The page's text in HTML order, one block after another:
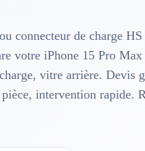
connecteur de charge
votre iPhone 15 Pro
vitre arrière. Devis
intervention rapide.